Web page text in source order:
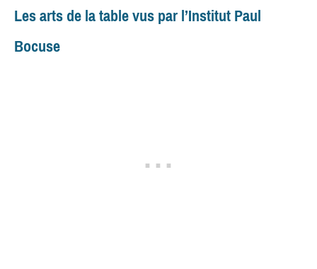
Les arts de la table vus par l’Institut Paul
Bocuse